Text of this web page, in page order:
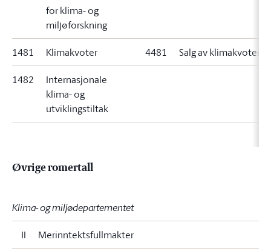
for klima- og
miljøforskning
1481 Klimakvoter 4481 Salg av klimakvoter
1482
Internasjonale
klima- og
utviklingstiltak
Øvrige romertall
Klima- og miljødepartementet
II Merinntektsfullmakter